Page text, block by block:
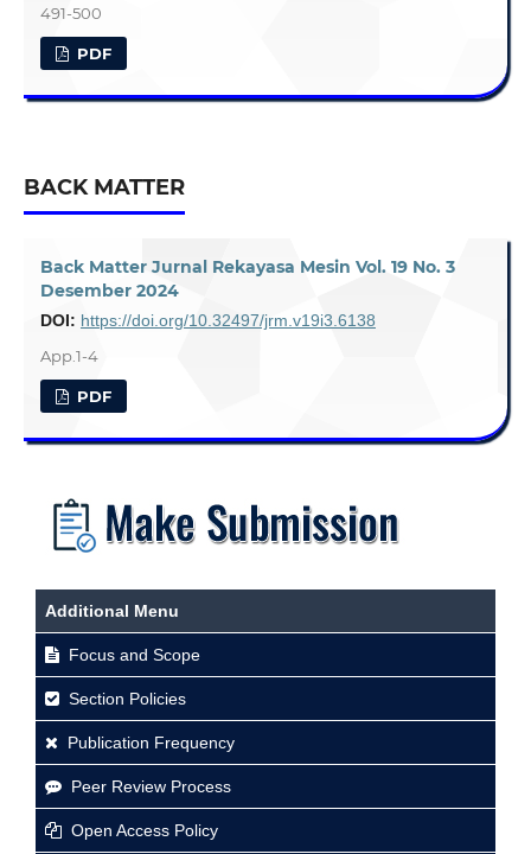
491-500
PDF
BACK MATTER
Back Matter Jurnal Rekayasa Mesin Vol. 19 No. 3
Desember 2024
DOI: https://doi.org/10.32497/jrm.v19i3.6138
App.1-4
PDF
Additional Menu
Focus and Scope
Section Policies
Publication Frequency
Peer Review Process
Open Access Policy